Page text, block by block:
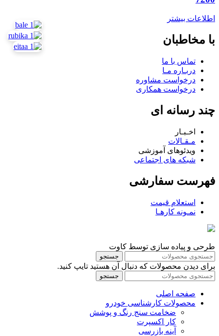
اطلاعات بیشتر
با مخاطبان
تماس با ما
دربـاره مـا
درخواست مشاوره
درخواست همکاری
چند رسانه ای
اخـبـار
مـقـالات
ویدئوهای آموزشی
شبکه های اجتماعی
فهرست سفارشی
استعلام قیمت
نمـونه کارهـا
طرحی و پیاده سازی توسط کاوت
جستجو
برای دیدن محصولات که دنبال آن هستید تایپ کنید.
جستجو
صفحه اصلی
محصولات کارشناسی خودرو
ضخامت سنج رنگ و پوشش
کار اکسپرت
آینه بازرسی